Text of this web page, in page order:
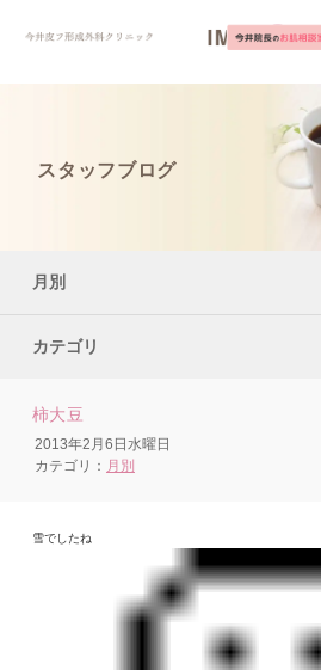
スタッフブログ
月別
カテゴリ
柿大豆
2013年2月6日水曜日
カテゴリ： 月別
雪でしたね